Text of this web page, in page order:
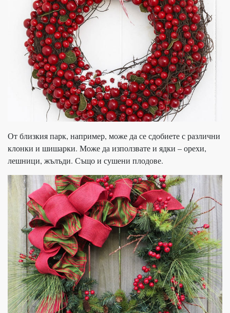
От близкия парк, например, може да се сдобиете с различни
клонки и шишарки. Може да използвате и ядки – орехи,
лешници, жълъди. Също и сушени плодове.